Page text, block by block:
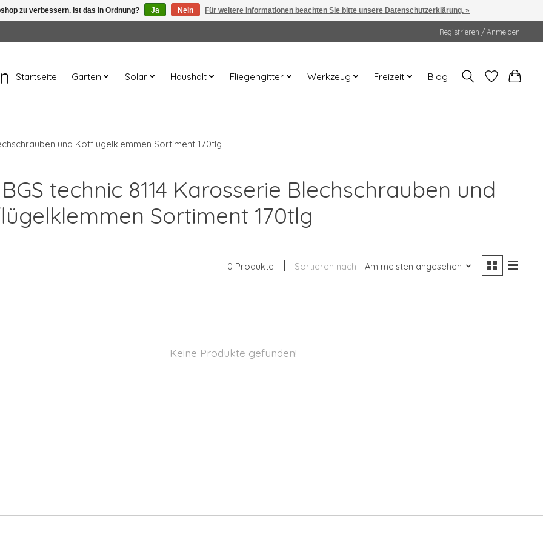
Registrieren / Anmelden
Startseite Garten Solar Haushalt Fliegengitter Werkzeug Freizeit Blog
und Kotflügelklemmen Sortiment 170tlg
technic 8114 Karosserie Blechschrauben und
Sortiment 170tlg
0 Produkte Sortieren nach Am meisten angesehen
Keine Produkte gefunden!
zu verbessern. Ist das in Ordnung? Ja Nein Für weitere Informationen beachten Sie bitte unsere Datenschutzerklärung. »